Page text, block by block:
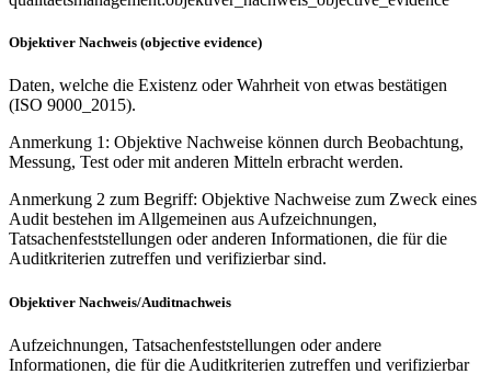
Objektiver Nachweis (objective evidence)
Daten, welche die Existenz oder Wahrheit von etwas bestätigen
(ISO 9000_2015).
Anmerkung 1: Objektive Nachweise können durch Beobachtung,
Messung, Test oder mit anderen Mitteln erbracht werden.
Anmerkung 2 zum Begriff: Objektive Nachweise zum Zweck eines
Audit bestehen im Allgemeinen aus Aufzeichnungen,
Tatsachenfeststellungen oder anderen Informationen, die für die
Auditkriterien zutreffen und verifizierbar sind.
Objektiver Nachweis/Auditnachweis
Aufzeichnungen, Tatsachenfeststellungen oder andere
Informationen, die für die Auditkriterien zutreffen und verifizierbar